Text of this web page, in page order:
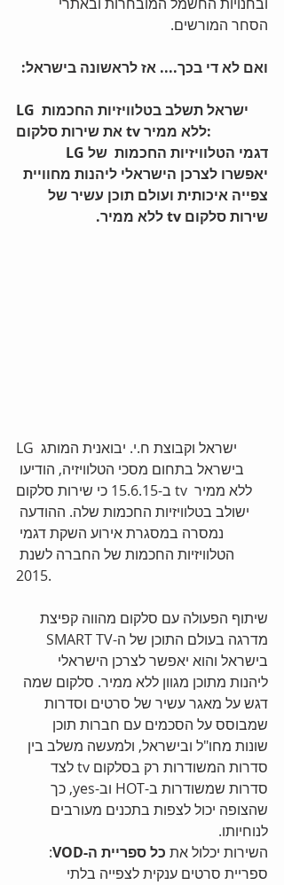
הסחר המורשים.
ואם לא די בכך.... אז לראשונה בישראל:
LG ישראל תשלב בטלוויזיות החכמות
את שירות סלקום tv ללא ממיר:
יאפשרו לצרכן הישראלי ליהנות מחוויית
צפייה איכותית ועולם תוכן עשיר של
שירות סלקום tv ללא ממיר.
LG ישראל וקבוצת ח.י. יבואנית המותג
בישראל בתחום מסכי הטלוויזיה, הודיעו
ב-15.6.15 כי שירות סלקום tv ללא ממיר
ישולב בטלוויזיות החכמות שלה. ההודעה
נמסרה במסגרת אירוע השקת דגמי
הטלוויזיות החכמות של החברה לשנת
2015.
שיתוף הפעולה עם סלקום מהווה קפיצת
בישראל והוא יאפשר לצרכן הישראלי
ליהנות מתוכן מגוון ללא ממיר. סלקום שמה
דגש על מאגר עשיר של סרטים וסדרות
שמבוסס על הסכמים עם חברות תוכן
שונות מחו"ל ובישראל, ולמעשה משלב בין
סדרות המשודרות רק בסלקום tv לצד
סדרות שמשודרות ב-HOT וב-yes, כך
שהצופה יכול לצפות בתכנים מעורבים
לנוחיותו.
השירות יכלול את כל ספריית ה-VOD
:
ספריית סרטים ענקית לצפייה בלתי